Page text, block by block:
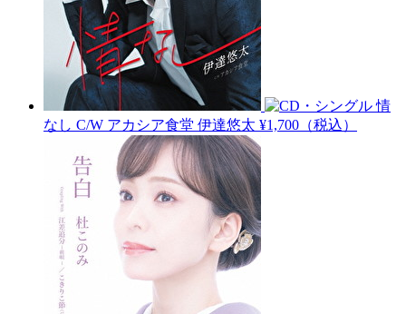
情
なし C/W アカシア食堂 伊達悠太 ¥1,700（税込）